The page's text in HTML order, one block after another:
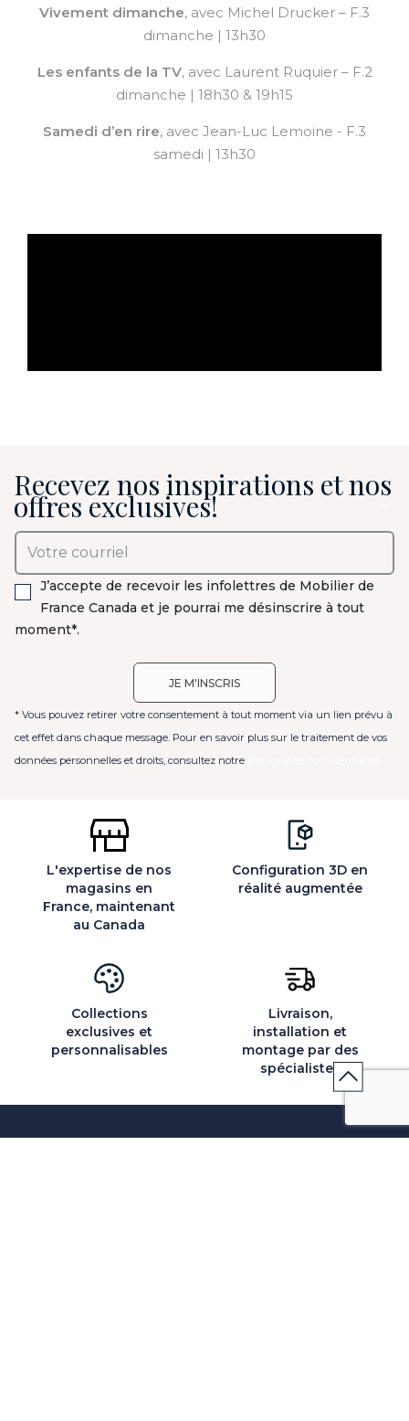
Vivement dimanche, avec Michel Drucker – F.3
dimanche | 13h30
Les enfants de la TV, avec Laurent Ruquier – F.2
dimanche | 18h30 & 19h15
Samedi d’en rire, avec Jean-Luc Lemoine - F.3
samedi | 13h30
Recevez nos inspirations et nos
offres exclusives!
J’accepte de recevoir les infolettres de Mobilier de
France Canada et je pourrai me désinscrire à tout
moment*.
* Vous pouvez retirer votre consentement à tout moment via un lien prévu à
cet effet dans chaque message. Pour en savoir plus sur le traitement de vos
données personnelles et droits, consultez notre
L'expertise de nos
magasins en
France, maintenant
au Canada
Configuration 3D en
réalité augmentée
Collections
exclusives et
personnalisables
Livraison,
installation et
montage par des
spécialistes